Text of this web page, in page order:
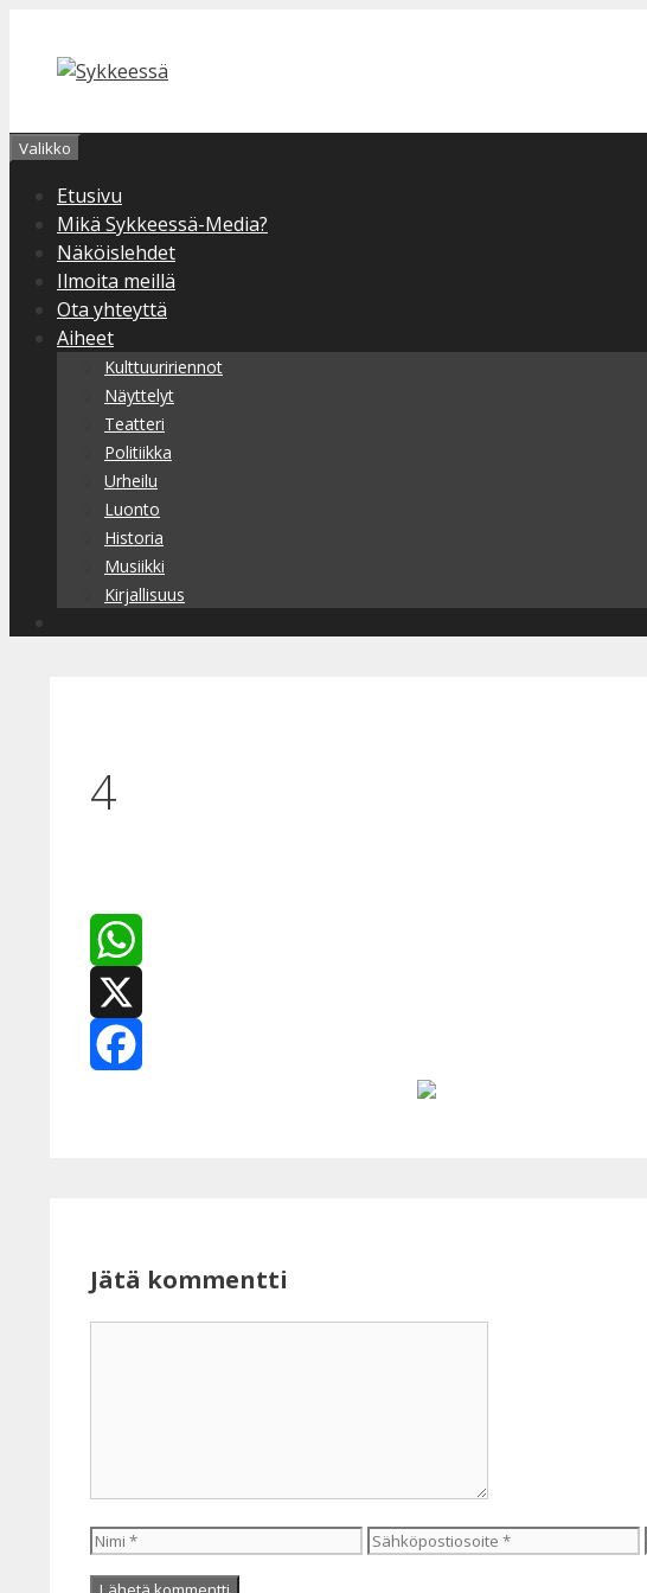
sisältöön
Valikko
Etusivu
Mikä Sykkeessä-Media?
Näköislehdet
Ilmoita meillä
Ota yhteyttä
Aiheet
Kulttuuririennot
Näyttelyt
Teatteri
Politiikka
Urheilu
Luonto
Historia
Musiikki
Kirjallisuus
4
WhatsApp
X
Jätä kommentti
Nimi Sähköpostiosoite